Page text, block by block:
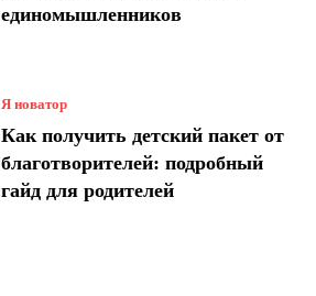
единомышленников
Я новатор
Как получить детский пакет от
благотворителей: подробный
гайд для родителей